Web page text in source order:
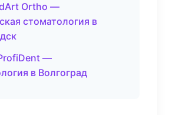
Ortho —
стоматология в
—
в Волгоград